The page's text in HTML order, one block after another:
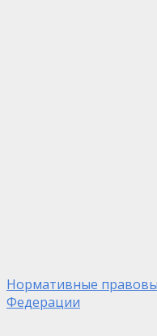
Нормативные
Федерации